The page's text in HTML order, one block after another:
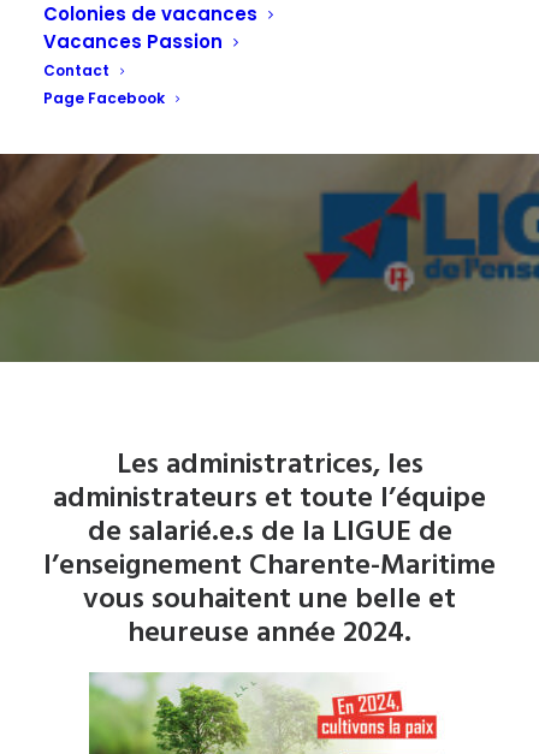
Colonies de vacances
Vacances Passion
Contact
Page Facebook
21 DÉCEMBRE 2023
Les administratrices, les
administrateurs et toute l’équipe
de salarié.e.s de la LIGUE de
l’enseignement Charente-Maritime
vous souhaitent une belle et
heureuse année 2024.